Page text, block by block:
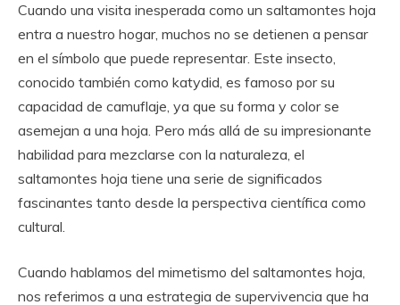
Cuando una visita inesperada como un saltamontes hoja
entra a nuestro hogar, muchos no se detienen a pensar
en el símbolo que puede representar. Este insecto,
conocido también como katydid, es famoso por su
capacidad de camuflaje, ya que su forma y color se
asemejan a una hoja. Pero más allá de su impresionante
habilidad para mezclarse con la naturaleza, el
saltamontes hoja tiene una serie de significados
fascinantes tanto desde la perspectiva científica como
cultural.
Cuando hablamos del mimetismo del saltamontes hoja,
nos referimos a una estrategia de supervivencia que ha